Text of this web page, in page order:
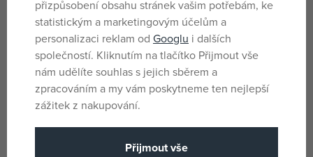
Majorette 2005 Chevrolet
Corvette C6 R Autíčko
skladem
249 Kč
189 Kč
Kovap Tatra 815 Hasič
skladem
1 185 Kč
přizpůsobení obsahu stránek vašim potřebám, ke
statistickým a marketingovým účelům a
personalizaci reklam od Googlu i dalších
společností. Kliknutím na tlačítko Přijmout vše
nám udělíte souhlas s jejich sběrem a
zpracováním a my vám poskytneme ten nejlepší
zážitek z nakupování.
Přijmout vše